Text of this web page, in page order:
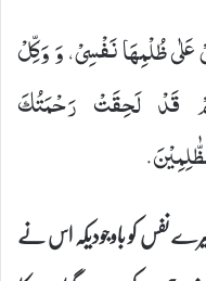
ظُلْمِهَا نَفْسِیْ، وَ وَكِّلْ
قَدْ لَحِقَتْ رَحْمَتُكَ
نفس کو باوجودیکہ اس نے